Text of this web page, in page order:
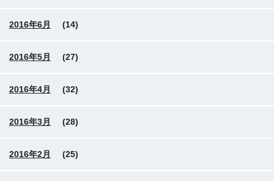
2016年6月 (14)
2016年5月 (27)
2016年4月 (32)
2016年3月 (28)
2016年2月 (25)